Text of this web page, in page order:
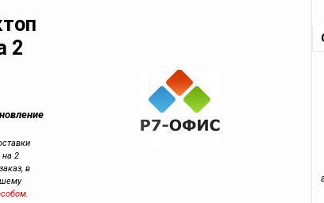
2
на 2
в
.